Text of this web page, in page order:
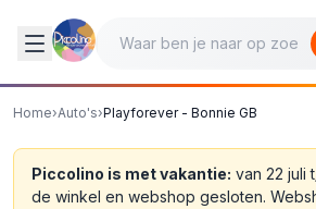
Home›Auto's›Playforever - Bonnie GB
Piccolino is met vakantie: van 22 juli
de winkel en webshop gesloten.